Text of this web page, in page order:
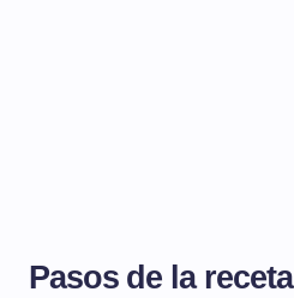
Pasos de la receta